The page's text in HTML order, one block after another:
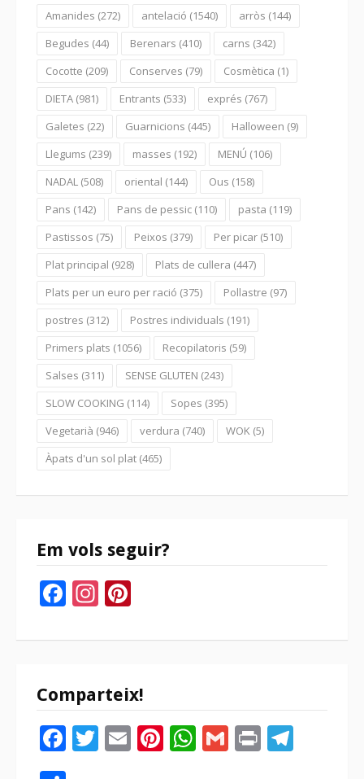
Amanides (272) antelació (1540) arròs (144)
Begudes (44) Berenars (410) carns (342)
Cocotte (209) Conserves (79) Cosmètica (1)
DIETA (981) Entrants (533) exprés (767)
Galetes (22) Guarnicions (445) Halloween (9)
Llegums (239) masses (192) MENÚ (106)
NADAL (508) oriental (144) Ous (158)
Pans (142) Pans de pessic (110) pasta (119)
Pastissos (75) Peixos (379) Per picar (510)
Plat principal (928) Plats de cullera (447)
Plats per un euro per ració (375) Pollastre (97)
postres (312) Postres individuals (191)
Primers plats (1056) Recopilatoris (59)
Salses (311) SENSE GLUTEN (243)
SLOW COOKING (114) Sopes (395)
Vegetarià (946) verdura (740) WOK (5)
Àpats d'un sol plat (465)
Em vols seguir?
Facebook
Instagram
Comparteix!
Facebook
Twitter
EmailPinterest
WhatsApp
Gmail
Print